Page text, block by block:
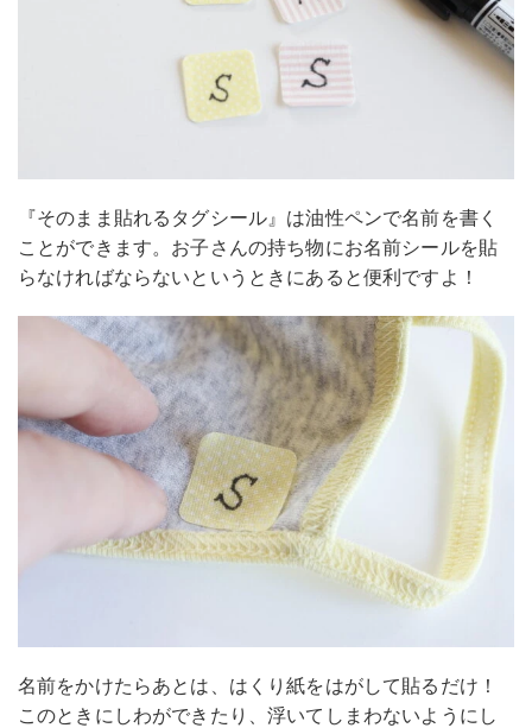
『そのまま貼れるタグシール』は油性ペンで名前を書く
ことができます。お子さんの持ち物にお名前シールを貼
らなければならないというときにあると便利ですよ！
名前をかけたらあとは、はくり紙をはがして貼るだけ！
このときにしわができたり、浮いてしまわないようにし